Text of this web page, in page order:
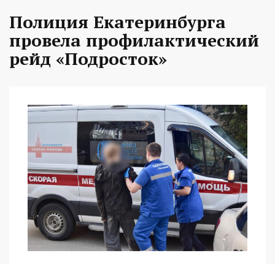
Полиция Екатеринбурга
провела профилактический
рейд «Подросток»